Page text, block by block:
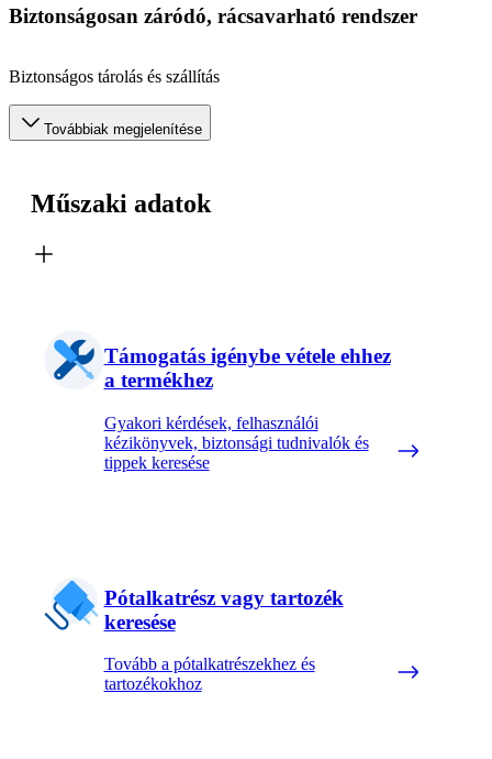
Biztonságosan záródó, rácsavarható rendszer
Biztonságos tárolás és szállítás
Továbbiak megjelenítése
Műszaki adatok
Támogatás igénybe vétele ehhez
a termékhez
Gyakori kérdések, felhasználói
kézikönyvek, biztonsági tudnivalók és
tippek keresése
Pótalkatrész vagy tartozék
keresése
Tovább a pótalkatrészekhez és
tartozékokhoz